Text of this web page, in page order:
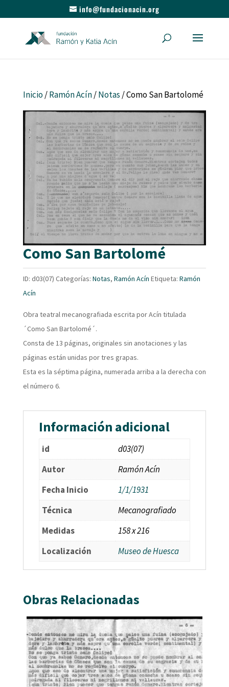
info@fundacionacin.org
Inicio/Ramón Acín/Notas / Como San Bartolomé
Como San Bartolomé
ID: d03(07) Categorías: Notas, Ramón Acín Etiqueta: Ramón
Acín
Obra teatral mecanografiada escrita por Acín titulada
´Como San Bartolomé´.
Consta de 13 páginas, originales sin anotaciones y las
páginas están unidas por tres grapas.
Esta es la séptima página, numerada arriba a la derecha con
el número 6.
Información adicional
id
d03(07)
Autor
Ramón Acín
Fecha Inicio
1/1/1931
Técnica
Mecanografiado
Medidas
158 x 216
Localización
Museo de Huesca
Obras Relacionadas